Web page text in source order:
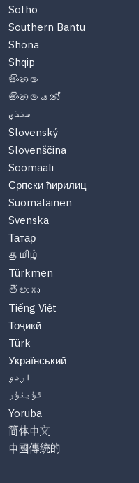
Sotho
Southern Bantu
Shona
Shqip
සිංහල
සිංහලයන්
سنڌي
Slovenský
Slovenščina
Soomaali
Српски ћирилиц
Suomalainen
Svenska
Татар
தமிழ்
Türkmen
తెలుగు
Tiếng Việt
Тоҷикӣ
Türk
Український
اردو
ئۇيغۇر
Yoruba
简体中文
中國傳統的